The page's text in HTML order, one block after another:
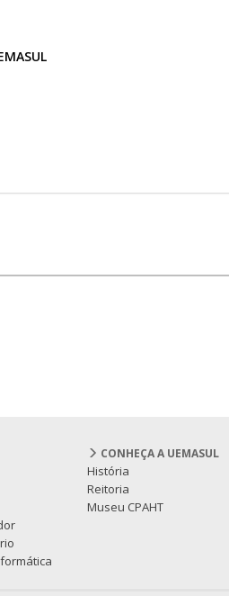
CONHEÇA A UEMASUL
História
Reitoria
Museu CPAHT